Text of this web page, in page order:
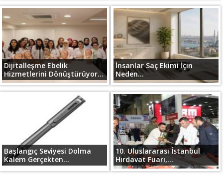
Dijitalleşme Ebelik
Hizmetlerini Dönüştürüyor...
İnsanlar Saç Ekimi İçin
Neden...
Başlangıç Seviyesi Dolma
Kalem Gerçekten...
10. Uluslararası İstanbul
Hırdavat Fuarı,...